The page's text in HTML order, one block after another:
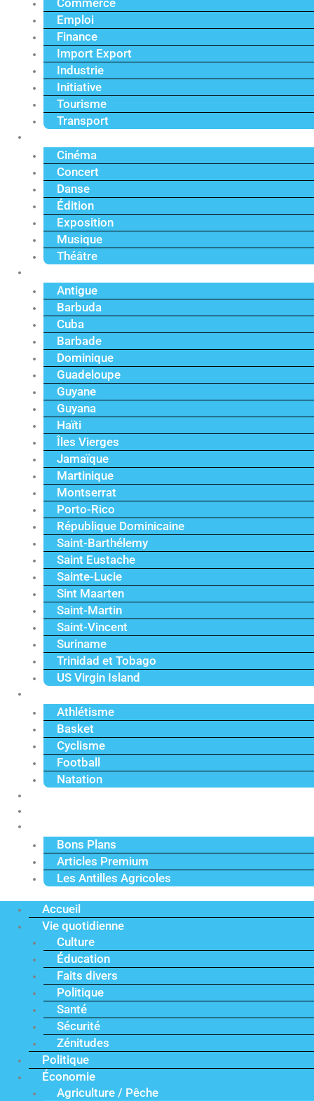
Commerce
Emploi
Finance
Import Export
Industrie
Initiative
Tourisme
Transport
Cinéma
Concert
Danse
Édition
Exposition
Musique
Théâtre
Antigue
Barbuda
Cuba
Barbade
Dominique
Guadeloupe
Guyane
Guyana
Haïti
Îles Vierges
Jamaïque
Martinique
Montserrat
Porto-Rico
République Dominicaine
Saint-Barthélemy
Saint Eustache
Sainte-Lucie
Sint Maarten
Saint-Martin
Saint-Vincent
Suriname
Trinidad et Tobago
US Virgin Island
Athlétisme
Basket
Cyclisme
Football
Natation
Bons Plans
Articles Premium
Les Antilles Agricoles
Accueil
Vie quotidienne
Culture
Éducation
Faits divers
Politique
Santé
Sécurité
Zénitudes
Politique
Économie
Agriculture / Pêche